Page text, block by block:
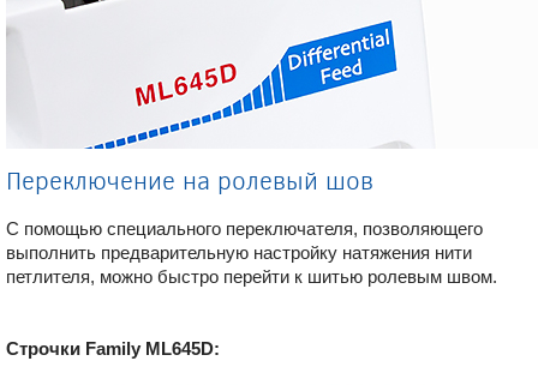
Переключение на ролевый шов
С помощью специального переключателя, позволяющего
выполнить предварительную настройку натяжения нити
петлителя, можно быстро перейти к шитью ролевым швом.
Строчки Family ML645D: